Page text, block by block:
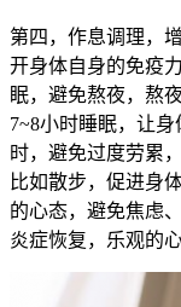
第四，作息调理，
开身体自身的免疫
眠，避免熬夜，熬
7~8小时睡眠，让
时，避免过度劳累
比如散步，促进身
的心态，避免焦虑
炎症恢复，乐观的